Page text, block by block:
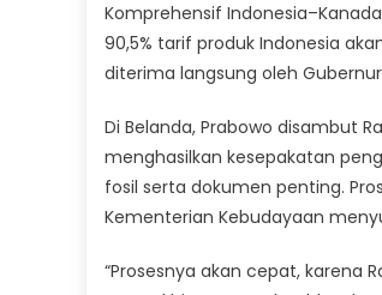
Komprehensif
90,5% tarif produk Indonesia
diterima langsung oleh
Di Belanda, Prabowo disambut
menghasilkan kesepakatan
fosil serta dokumen penting.
Kementerian Kebudayaan
“Prosesnya akan cepat, karena